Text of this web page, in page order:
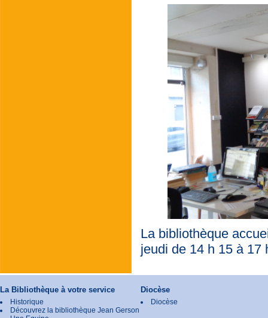
La bibliothèque
jeudi de 14 h 15 à 17
La Bibliothèque à votre service
Historique
Découvrez la bibliothèque Jean Gerson
Diocèse
Diocèse